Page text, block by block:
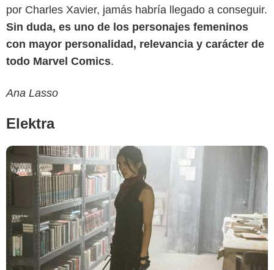
por Charles Xavier, jamás habría llegado a conseguir.
Sin duda, es uno de los personajes femeninos
con mayor personalidad, relevancia y carácter de
todo Marvel Comics.
Ana Lasso
Elektra